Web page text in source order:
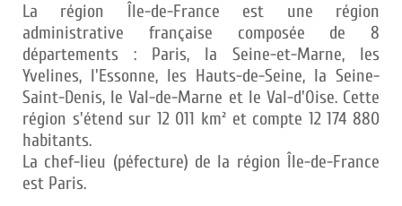
La région Île-de-France est une région
administrative française composée de 8
départements : Paris, la Seine-et-Marne, les
Yvelines, l'Essonne, les Hauts-de-Seine, la Seine-
Saint-Denis, le Val-de-Marne et le Val-d'Oise. Cette
région s'étend sur 12 011 km² et compte 12 174 880
habitants.
La chef-lieu (péfecture) de la région Île-de-France
est Paris.